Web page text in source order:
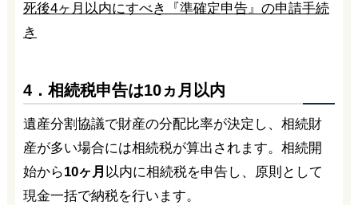
死後4ヶ月以内にすべき『準確定申告』の申請手続
き
4．相続税申告は10ヵ月以内
遺産分割協議で財産の分配比率が決定し、相続財
産が多い場合には相続税が算出されます。相続開
始から10ヶ月 以内に相続税を申告し、原則として
現金一括で納税を行います。